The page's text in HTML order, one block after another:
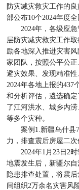
防灾减灾救灾工作的
部公布10个2024年度
2024年，各级应急
层防灾减灾救灾工作
励各地深入推进灾害
家团队，按照公平公
避灾效果、发现精准
2024年各地上报的437
和分析评估，遴选确
了江河洪水、城乡内
等多个灾种。
案例1.新疆乌什县
力，排查震后房屋二
2024年1月23日2时9
地震发生后，新疆尔
隐患排查处置，将震
间组织2万余名灾害风